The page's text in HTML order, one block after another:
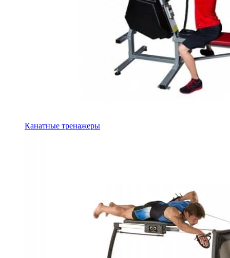
Канатные тренажеры